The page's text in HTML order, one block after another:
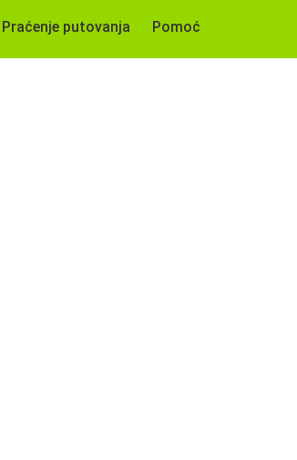
Praćenje putovanja Pomoć